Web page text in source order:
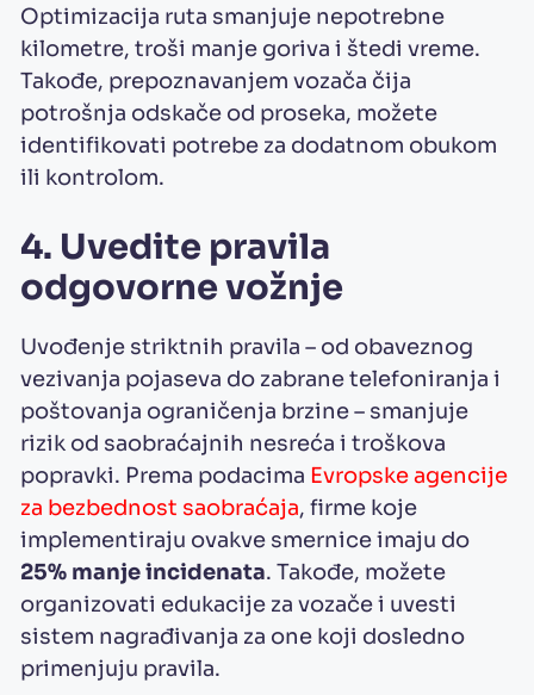
Optimizacija ruta smanjuje nepotrebne
kilometre, troši manje goriva i štedi vreme.
Takođe, prepoznavanjem vozača čija
potrošnja odskače od proseka, možete
identifikovati potrebe za dodatnom obukom
ili kontrolom.
4. Uvedite pravila
odgovorne vožnje
Uvođenje striktnih pravila – od obaveznog
vezivanja pojaseva do zabrane telefoniranja i
poštovanja ograničenja brzine – smanjuje
rizik od saobraćajnih nesreća i troškova
popravki. Prema podacima Evropske agencije
za bezbednost saobraćaja, firme koje
implementiraju ovakve smernice imaju do
25% manje incidenata. Takođe, možete
organizovati edukacije za vozače i uvesti
sistem nagrađivanja za one koji dosledno
primenjuju pravila.